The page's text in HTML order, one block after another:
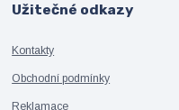
Užitečné odkazy
Kontakty
Obchodní podmínky
Reklamace